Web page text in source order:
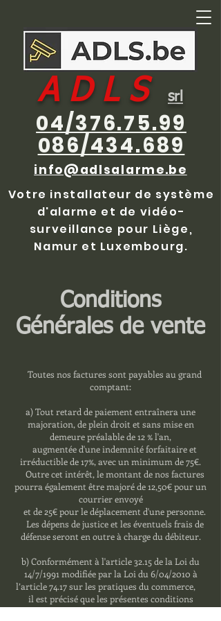
A D L S srl
04/376.75.99
086/434.689
Votre installateur de système
d'alarme et de vidéo-
surveillance pour Liège,
Namur et Luxembourg.
info@adlsalarme.be
Conditions
Générales de vente
Toutes nos factures sont payables au grand
comptant:
a) Tout retard de paiement entraînera une
majoration, de plein droit et sans mise en
demeure préalable de 12 % l'an,
augmentée d'une indemnité forfaitaire et
irréductible de 17%, avec un minimum de 75€.
Outre cet intérêt, le montant de nos factures
pourra également être majoré de 12,50€ pour un
courrier envoyé
et de 25€ pour le déplacement d'une personne.
Les dépens de justice et les éventuels frais de
défense seront en outre à charge du débiteur.
b) Conformément à l'article 32.15 de la Loi du
14/7/1991 modifiée par la Loi du 6/04/2010 à
l’article 74.17 sur les pratiques du commerce,
il est précisé que les présentes conditions
générales contractuelles sont d'application